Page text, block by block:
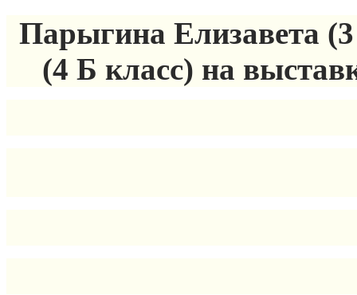
Парыгина Елизавета
(4 Б класс) на